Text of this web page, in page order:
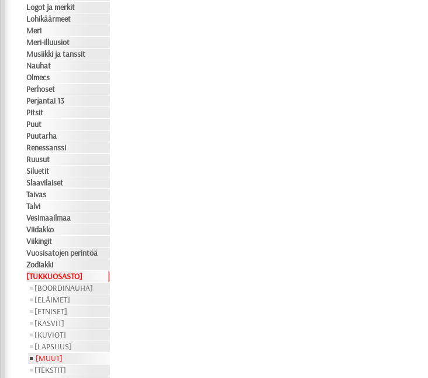
Logot ja merkit
Lohikäärmeet
Meri
Meri-illuusiot
Musiikki ja tanssit
Nauhat
Olmecs
Perhoset
Perjantai 13
Pitsit
Puut
Puutarha
Renessanssi
Ruusut
Siluetit
Slaavilaiset
Taivas
Talvi
Vesimaailmaa
Viidakko
Viikingit
Vuosisatojen perintöä
Zodiakki
[TUKKUOSASTO]
[BOORDINAUHA]
[ELÄIMET]
[ETNISET]
[KASVIT]
[KUVIOT]
[LAPSUUS]
[MUUT]
[TEKSTIT]